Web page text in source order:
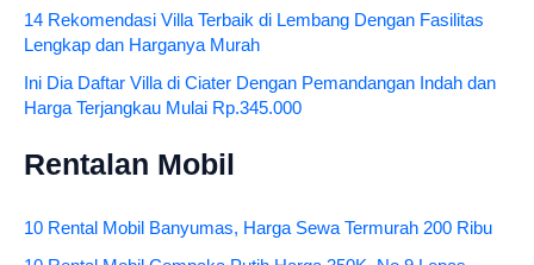
14 Rekomendasi Villa Terbaik di Lembang Dengan Fasilitas
Lengkap dan Harganya Murah
Ini Dia Daftar Villa di Ciater Dengan Pemandangan Indah dan
Harga Terjangkau Mulai Rp.345.000
Rentalan Mobil
10 Rental Mobil Banyumas, Harga Sewa Termurah 200 Ribu